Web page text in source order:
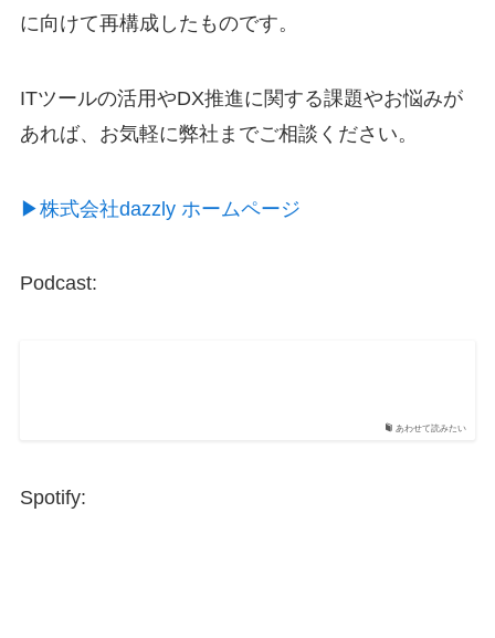
に向けて再構成したものです。
ITツールの活用やDX推進に関する課題やお悩みが
あれば、お気軽に弊社までご相談ください。
▶︎株式会社dazzly ホームページ
Podcast:
あわせて読みたい
Spotify: